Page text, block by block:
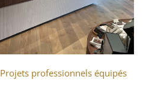
Projets professionnels équipés